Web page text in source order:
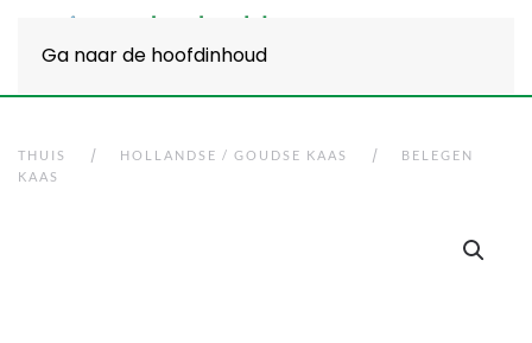
Ga naar de hoofdinhoud
THUIS HOLLANDSE / GOUDSE KAAS
BELEGEN
KAAS